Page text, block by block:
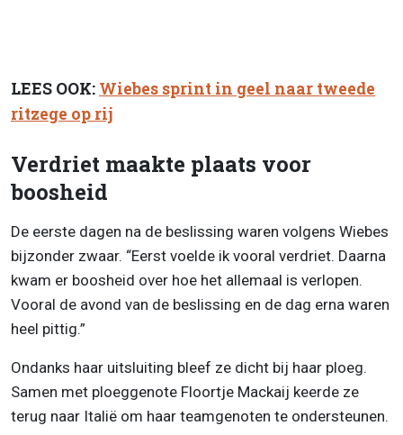
LEES OOK: Wiebes sprint in geel naar tweede
ritzege op rij
Verdriet maakte plaats voor
boosheid
De eerste dagen na de beslissing waren volgens Wiebes
bijzonder zwaar. “Eerst voelde ik vooral verdriet. Daarna
kwam er boosheid over hoe het allemaal is verlopen.
Vooral de avond van de beslissing en de dag erna waren
heel pittig.”
Ondanks haar uitsluiting bleef ze dicht bij haar ploeg.
Samen met ploeggenote Floortje Mackaij keerde ze
terug naar Italië om haar teamgenoten te ondersteunen.